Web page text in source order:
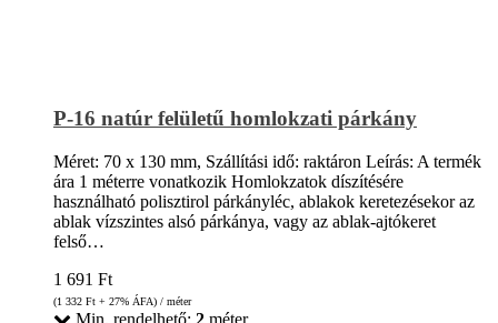
P-16 natúr felületű homlokzati párkány
Méret: 70 x 130 mm, Szállítási idő: raktáron Leírás: A termék
ára 1 méterre vonatkozik Homlokzatok díszítésére
használható polisztirol párkányléc, ablakok keretezésekor az
ablak vízszintes alsó párkánya, vagy az ablak-ajtókeret
felső…
1 691 Ft
(1 332 Ft + 27% ÁFA) / méter
Min. rendelhető: 2 méter